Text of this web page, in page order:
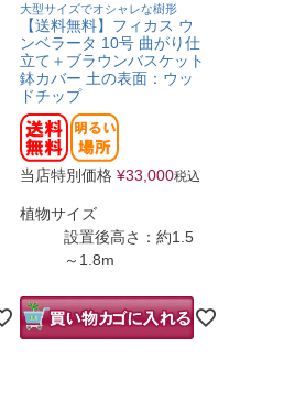
大型サイズでオシャレな樹形
【送料無料】フィカス ウ
ンベラータ 10号 曲がり仕
立て＋ブラウンバスケット
鉢カバー 土の表面：ウッ
ドチップ
当店特別価格 ¥33,000税込
植物サイズ
設置後高さ：約1.5
～1.8m